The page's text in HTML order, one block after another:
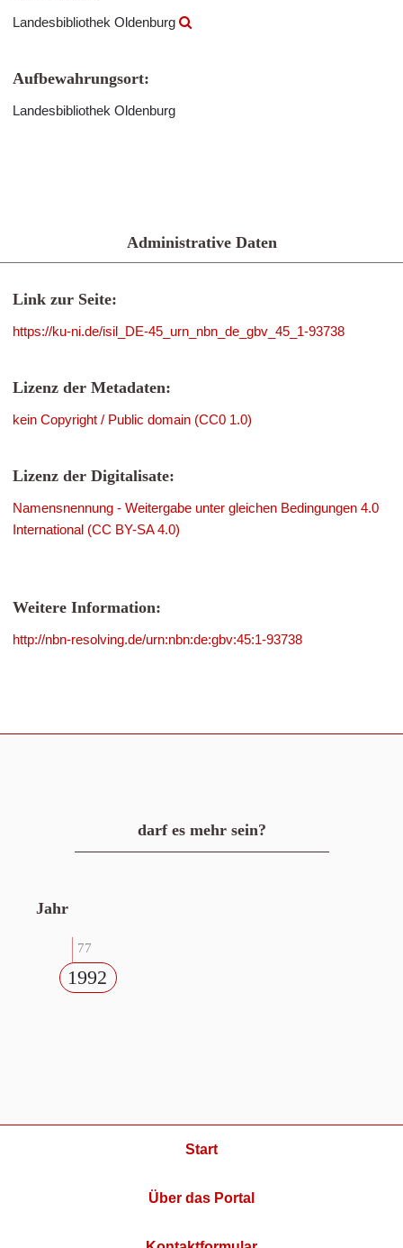
Landesbibliothek Oldenburg
Aufbewahrungsort:
Landesbibliothek Oldenburg
Administrative Daten
Link zur Seite:
https://ku-ni.de/isil_DE-45_urn_nbn_de_gbv_45_1-93738
Lizenz der Metadaten:
kein Copyright / Public domain (CC0 1.0)
Lizenz der Digitalisate:
Namensnennung - Weitergabe unter gleichen Bedingungen 4.0
International (CC BY-SA 4.0)
Weitere Information:
http://nbn-resolving.de/urn:nbn:de:gbv:45:1-93738
darf es mehr sein?
Jahr
77
1992
Start
Über das Portal